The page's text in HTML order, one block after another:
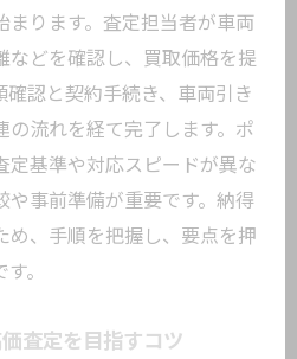
の進化とそのメリットと
場で注目される新しい動き
買取で流行している手続
を成功させるための必須
功に導く事前準備のポイ
まります。査定担当者が車両
などを確認し、買取価格を提
確認と契約手続き、車両引き
の流れを経て完了します。ポ
定基準や対応スピードが異な
や事前準備が重要です。納得
め、手順を把握し、要点を押
。
査定を目指すコツ